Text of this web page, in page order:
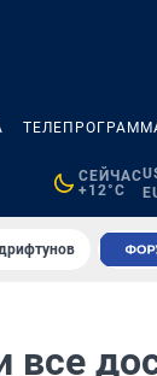
СЕЙЧАС
+12°C
все